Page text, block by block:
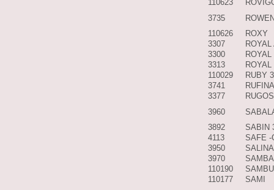
110623
3735
110626
ROXY
3307
3300
3313
110029
RUBY
3741
RUFINA
3377
3960
3892
SABIN
4113
SAFE -
3950
SALINA
3970
SAMBA
110190
110177
SAMI